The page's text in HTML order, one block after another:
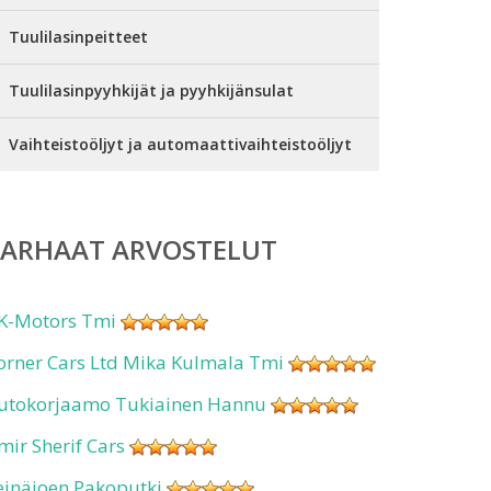
Tuulilasinpeitteet
Tuulilasinpyyhkijät ja pyyhkijänsulat
Vaihteistoöljyt ja automaattivaihteistoöljyt
ARVOSTELUT
Motors Tmi
Cars Ltd Mika Kulmala Tmi
Tukiainen Hannu
Sherif Cars